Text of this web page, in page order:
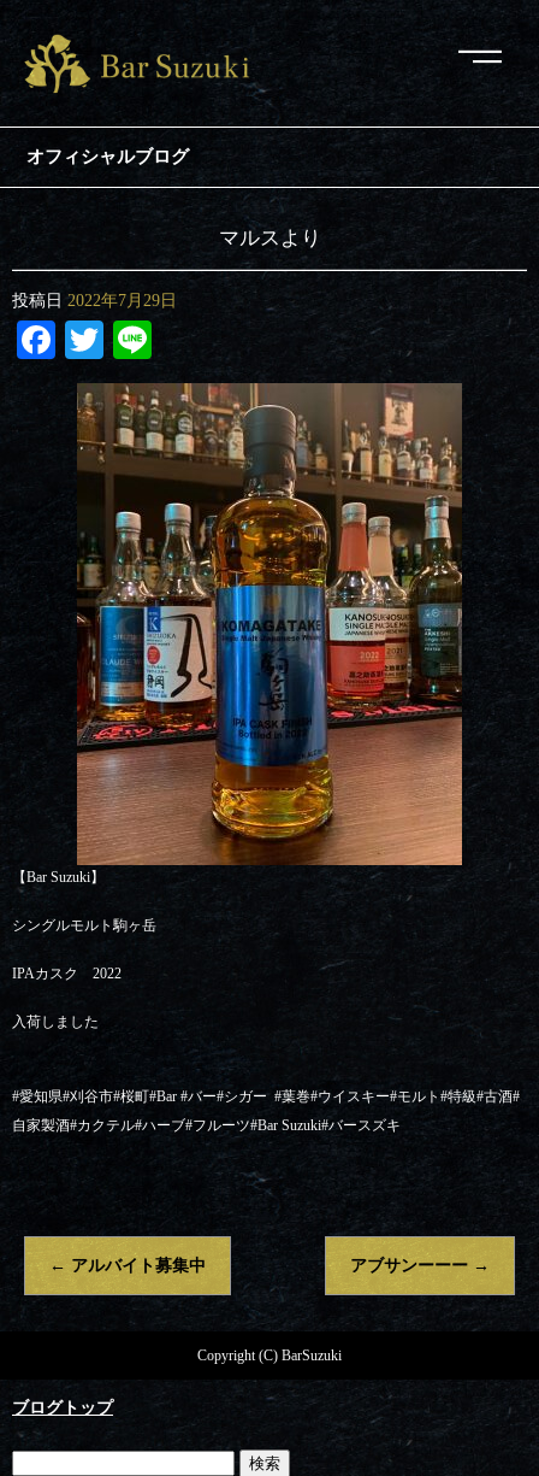
オフィシャルブログ
マルスより
投稿日 2022年7月29日
Facebook
Twitter
Line
【Bar Suzuki】
シングルモルト駒ヶ岳
IPAカスク 2022
入荷しました
#愛知県#刈谷市#桜町#Bar #バー#シガー #葉巻#ウイスキー#モルト #特級#古酒#
自家製酒#カクテル#ハーブ#フルーツ#Bar Suzuki#バースズキ
← アルバイト募集中 アブサンーーー →
Copyright (C) BarSuzuki
ブログトップ